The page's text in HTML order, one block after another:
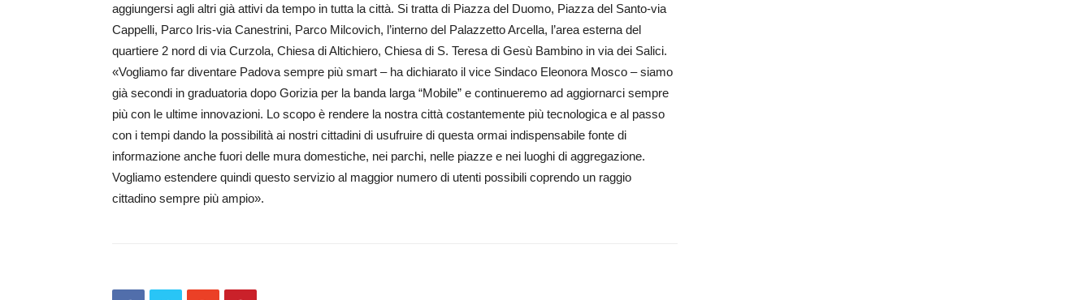
aggiungersi agli altri già attivi da tempo in tutta la città. Si tratta di Piazza del Duomo, Piazza del Santo-via
Cappelli, Parco Iris-via Canestrini, Parco Milcovich, l’interno del Palazzetto Arcella, l’area esterna del
quartiere 2 nord di via Curzola, Chiesa di Altichiero, Chiesa di S. Teresa di Gesù Bambino in via dei Salici.
«Vogliamo far diventare Padova sempre più smart – ha dichiarato il vice Sindaco Eleonora Mosco – siamo
già secondi in graduatoria dopo Gorizia per la banda larga “Mobile” e continueremo ad aggiornarci sempre
più con le ultime innovazioni. Lo scopo è rendere la nostra città costantemente più tecnologica e al passo
con i tempi dando la possibilità ai nostri cittadini di usufruire di questa ormai indispensabile fonte di
informazione anche fuori delle mura domestiche, nei parchi, nelle piazze e nei luoghi di aggregazione.
Vogliamo estendere quindi questo servizio al maggior numero di utenti possibili coprendo un raggio
cittadino sempre più ampio».